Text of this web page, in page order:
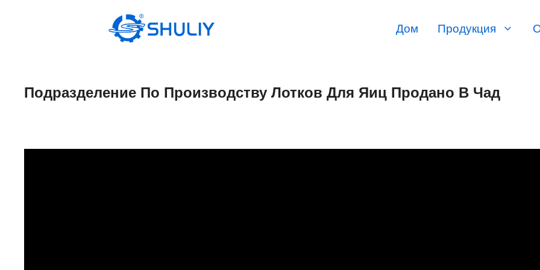
Дом Продукция
Подразделение По Производству Лотков Для Яиц Продано В Чад